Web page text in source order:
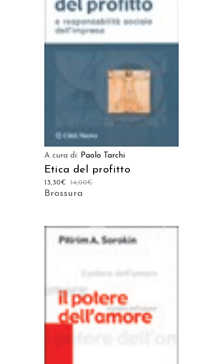
LEGGI TUTTO
A cura di: Paolo Tarchi
Etica del profitto
14,00€
13,30€
Brossura
AGGIUNGI AL CARRELLO